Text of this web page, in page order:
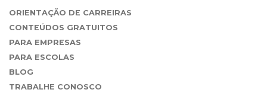
ORIENTAÇÃO DE CARREIRAS
CONTEÚDOS GRATUITOS
PARA EMPRESAS
PARA ESCOLAS
BLOG
TRABALHE CONOSCO